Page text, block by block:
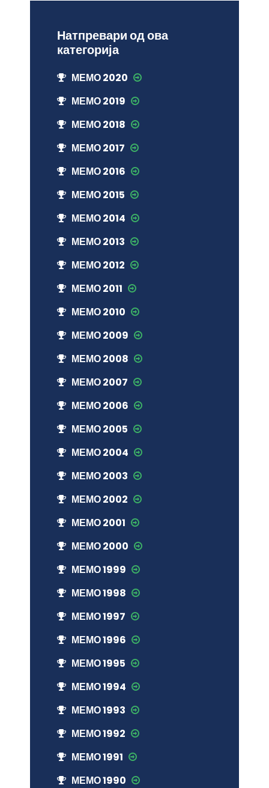
Натпревари од ова
категорија
МЕМО 2020
МЕМО 2019
МЕМО 2018
МЕМО 2017
МЕМО 2016
МЕМО 2015
МЕМО 2014
МЕМО 2013
МЕМО 2012
МЕМО 2011
МЕМО 2010
МЕМО 2009
МЕМО 2008
МЕМО 2007
МЕМО 2006
МЕМО 2005
МЕМО 2004
МЕМО 2003
МЕМО 2002
МЕМО 2001
МЕМО 2000
МЕМО 1999
МЕМО 1998
МЕМО 1997
МЕМО 1996
МЕМО 1995
МЕМО 1994
МЕМО 1993
МЕМО 1992
МЕМО 1991
МЕМО 1990